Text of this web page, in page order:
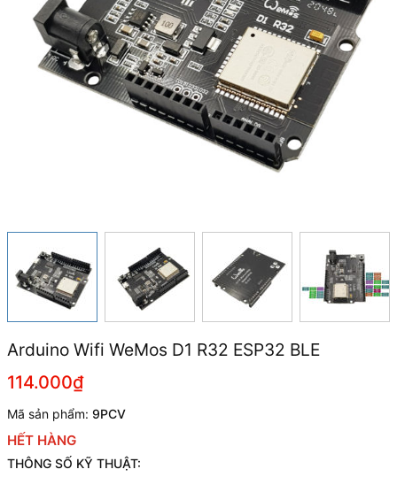
Arduino Wifi WeMos D1 R32 ESP32 BLE
114.000₫
Mã sản phẩm: 9PCV
HẾT HÀNG
THÔNG SỐ KỸ THUẬT: